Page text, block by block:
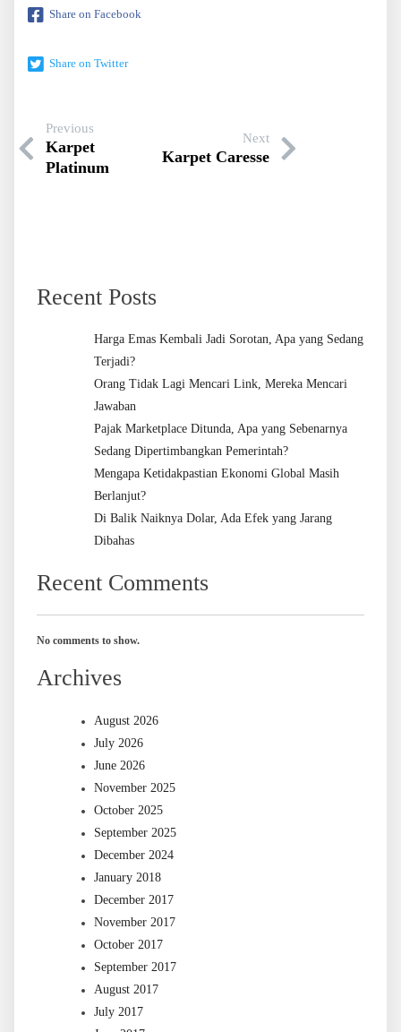
Share on Facebook
Share on Twitter
Previous
Karpet
Platinum
Next
Karpet Caresse
Recent Posts
Harga Emas Kembali Jadi Sorotan, Apa yang Sedang
Terjadi?
Orang Tidak Lagi Mencari Link, Mereka Mencari
Jawaban
Pajak Marketplace Ditunda, Apa yang Sebenarnya
Sedang Dipertimbangkan Pemerintah?
Mengapa Ketidakpastian Ekonomi Global Masih
Berlanjut?
Di Balik Naiknya Dolar, Ada Efek yang Jarang
Dibahas
Recent Comments
No comments to show.
Archives
August 2026
July 2026
June 2026
November 2025
October 2025
September 2025
December 2024
January 2018
December 2017
November 2017
October 2017
September 2017
August 2017
July 2017